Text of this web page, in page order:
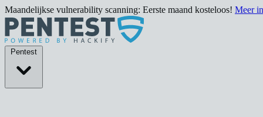
Maandelijkse vulnerability scanning: Eerste maand kosteloos! Meer
Pentests